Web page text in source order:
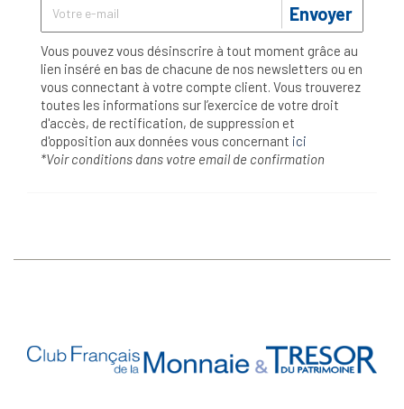
Envoyer
Vous pouvez vous désinscrire à tout moment grâce au
lien inséré en bas de chacune de nos newsletters ou en
vous connectant à votre compte client. Vous trouverez
toutes les informations sur l’exercice de votre droit
d'accès, de rectification, de suppression et
d'opposition aux données vous concernant ici
*Voir conditions dans votre email de confirmation